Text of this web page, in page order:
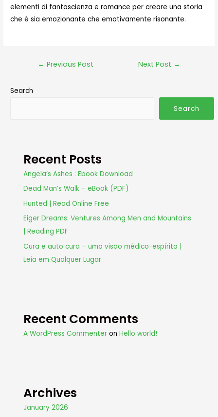
elementi di fantascienza e romance per creare una storia
che è sia emozionante che emotivamente risonante.
← Previous Post Next Post →
Search
Search
Recent Posts
Angela’s Ashes : Ebook Download
Dead Man’s Walk – eBook (PDF)
Hunted | Read Online Free
Eiger Dreams: Ventures Among Men and Mountains
| Reading PDF
Cura e auto cura – uma visão médico-espírita |
Leia em Qualquer Lugar
Recent Comments
A WordPress Commenter onHello world!
Archives
January 2026